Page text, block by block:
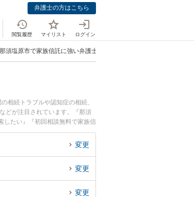
弁護士の方はこちら
閲覧履歴 マイリスト ログイン
那須塩原市で家族信託に強い弁護士
相続トラブルや認知症の相続、
どが注目されています。『那須
したい』『初回相談無料で家族信
変更
変更
変更